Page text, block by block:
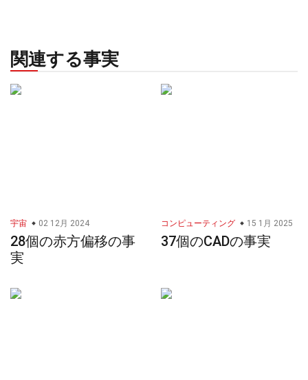
関連する事実
宇宙 02 12月 2024
28個の赤方偏移の事
実
コンピューティング 15 1月 2025
37個のCADの事実